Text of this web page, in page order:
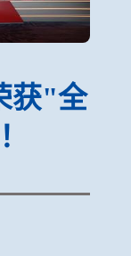
获"全